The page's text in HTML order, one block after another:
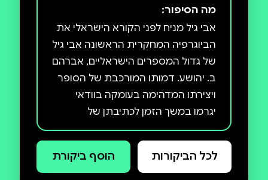
מה הסיפור:
אבי גיל מניח לפני הקורא הישראלי את
הביוגרפיה המחקרית הראשונה אבי גיל
של גדול המספרים הישראליים, אברהם
ב. יהושע. דמותו המורכבת של הסופר
ויצירתו המדהימה בעומקה בוודאי
יגרמו במשך הזמן לכתיבתן של
ביוגרפיות נוספות, שיספרו את סיפור
חייו של יהושע ואת פרשת התהוותה
של יצירתו הענפה מזוויות ראות שונות
לכל הביקורות הוסף ביקורת